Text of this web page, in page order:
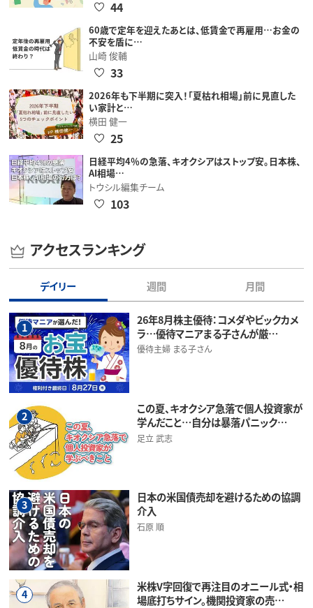
44
60歳で定年を迎えたあとは、低賃金で再雇用…お金の
不安を盾に…
山崎 俊輔
33
2026年も下半期に突入！「夏枯れ相場」前に見直した
い家計と…
横田 健一
25
日経平均4％の急落、キオクシアはストップ安。日本株、
AI相場…
トウシル編集チーム
103
アクセスランキング
デイリー 週間 月間
1
26年8月株主優待：コメダやビックカメ
ラ…優待マニアまる子さんが厳…
優待主婦 まる子さん
2
この夏、キオクシア急落で個人投資家が
学んだこと…自分は暴落パニック…
足立 武志
3
日本の米国債売却を避けるための協調
介入
石原 順
4
米株V字回復で再注目のオニール式・相
場底打ちサイン。機関投資家の売…